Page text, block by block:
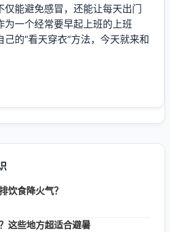
能避免感冒，还能让每天出门
为一个经常要早起上班的上班
的“看天穿衣”方法，今天就来和
饮食降火气？
这些地方超适合避暑